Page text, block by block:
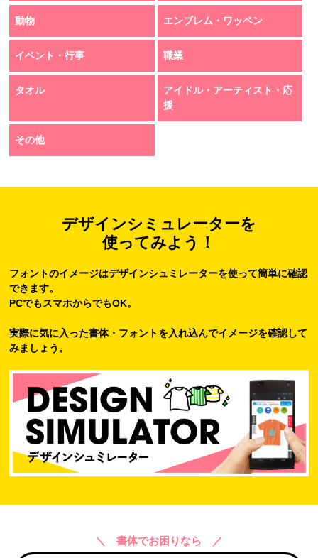
動物 エンブレム・ワッペン
イベント・行事 職業
タオル
アイドル・アーティスト・応
援
その他
デザインシミュレーターを
使ってみよう！
フォントのイメージはデザインシュミレーターを使って簡単に確認
できます。
PCでもスマホからでもOK。
実際に気に入った書体・フォントを入れ込んでイメージを確認して
みましょう。
＼ 書体でお困りなら ／